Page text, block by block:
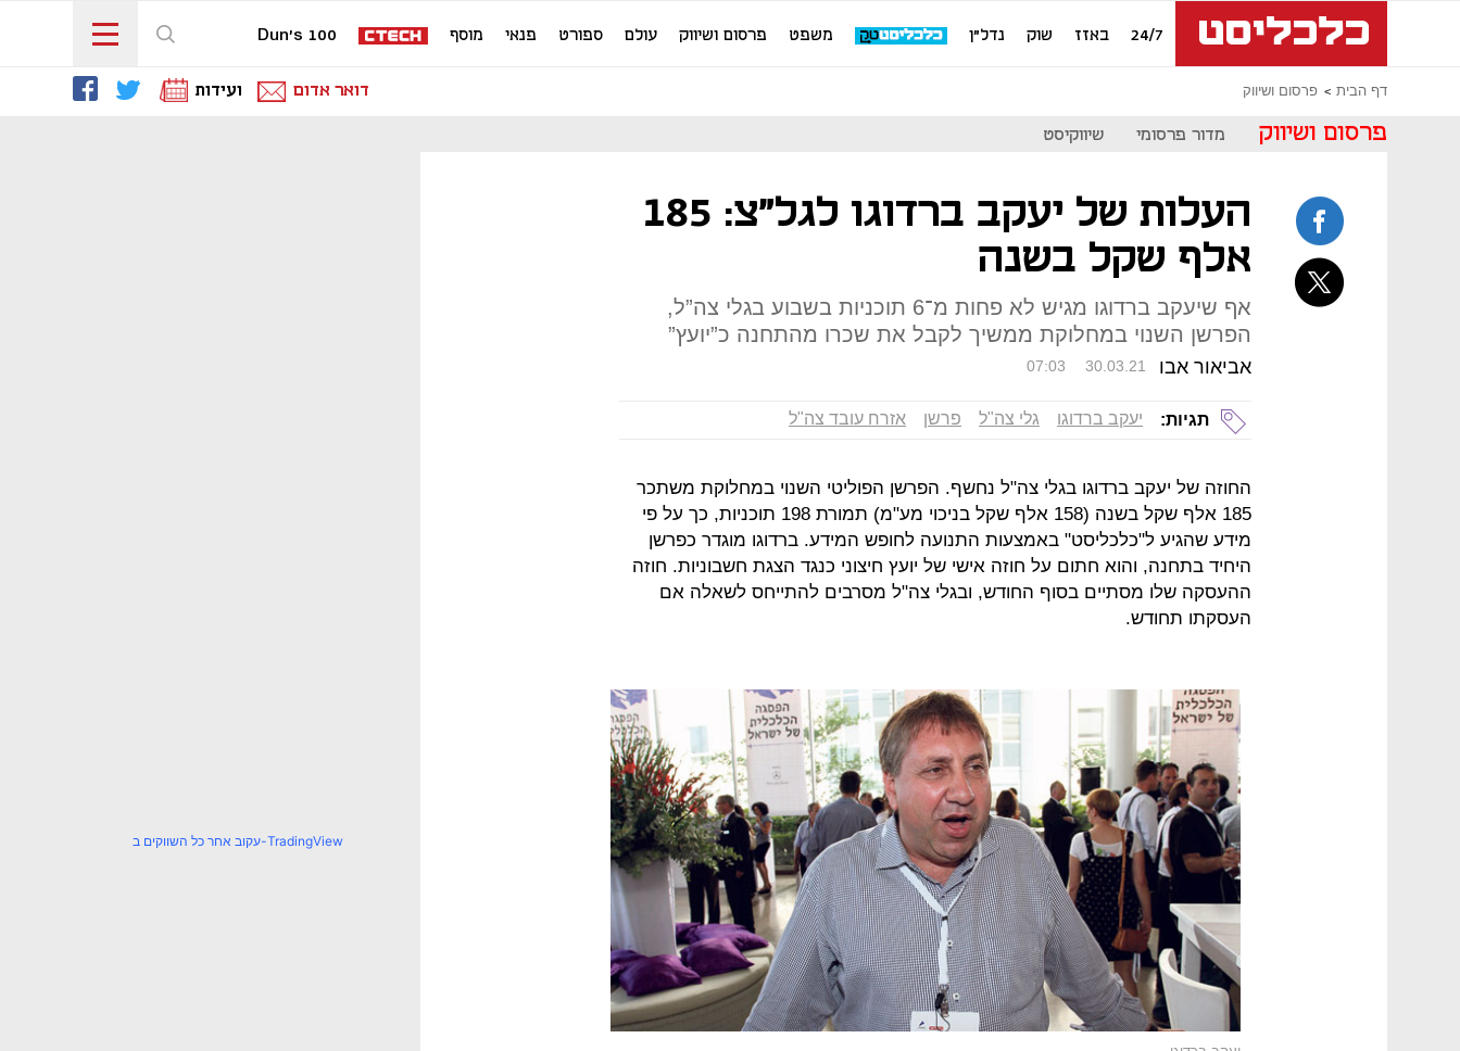
24/7 באזז שוק נדל"ן משפט פרסום ושיווק עולם ספורט פנאי מוסף Dun's 100
דף הבית פרסום ושיווק דואר אדום ועידות
פרסום ושיווק מדור פרסומי שיווקיסט
העלות של יעקב ברדוגו לגל"צ: 185
אלף שקל בשנה
אף שיעקב ברדוגו מגיש לא פחות מ־6 תוכניות בשבוע בגלי צה”ל,
הפרשן השנוי במחלוקת ממשיך לקבל את שכרו מהתחנה כ”יועץ”
אביאור אבו 07:03 30.03.21
תגיות: יעקב ברדוגו גלי צה"ל פרשן אזרח עובד צה"ל
החוזה של יעקב ברדוגו בגלי צה"ל נחשף. הפרשן הפוליטי השנוי במחלוקת משתכר
185 אלף שקל בשנה (158 אלף שקל בניכוי מע"מ) תמורת 198 תוכניות, כך על פי
מידע שהגיע ל"כלכליסט" באמצעות התנועה לחופש המידע. ברדוגו מוגדר כפרשן
היחיד בתחנה, והוא חתום על חוזה אישי של יועץ חיצוני כנגד הצגת חשבוניות. חוזה
ההעסקה שלו מסתיים בסוף החודש, ובגלי צה"ל מסרבים להתייחס לשאלה אם
העסקתו תחודש.
עקוב אחר כל השווקים ב-TradingView